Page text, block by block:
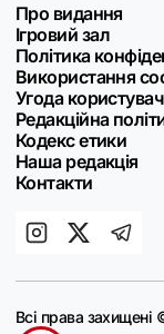
Про видання
Ігровий зал
Політика
Використання
Угода
Редакційна
Кодекс етики
Наша редакція
Контакти
Всі права